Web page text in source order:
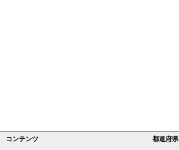
コンテンツ 都道府県